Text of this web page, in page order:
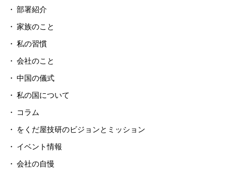
部署紹介
家族のこと
私の習慣
会社のこと
中国の儀式
私の国について
コラム
をくだ屋技研のビジョンとミッション
イベント情報
会社の自慢